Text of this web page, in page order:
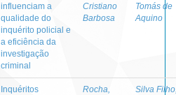
influenciam a
qualidade do
inquérito policial e
a eficiência da
investigação
criminal
Cristiano
Barbosa
Tomás de
Aquino
Inquéritos
Rocha,
Silva